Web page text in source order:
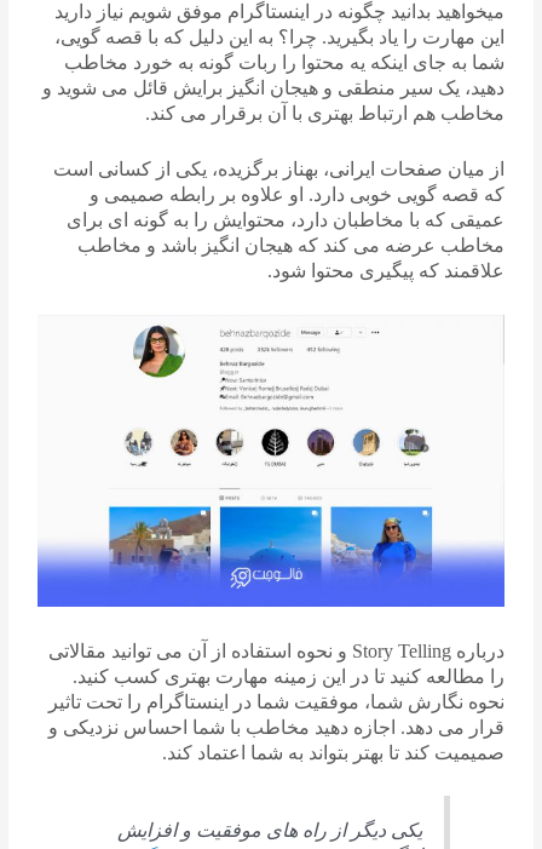
میخواهید بدانید چگونه در اینستاگرام موفق شویم نیاز دارید
این مهارت را یاد بگیرید. چرا؟ به این دلیل که با قصه گویی،
شما به جای اینکه یه محتوا را ربات گونه به خورد مخاطب
دهید، یک سیر منطقی و هیجان انگیز برایش قائل می شوید و
مخاطب هم ارتباط بهتری با آن برقرار می کند.
از میان صفحات ایرانی، بهناز برگزیده، یکی از کسانی است
که قصه گویی خوبی دارد. او علاوه بر رابطه صمیمی و
عمیقی که با مخاطبان دارد، محتوایش را به گونه ای برای
مخاطب عرضه می کند که هیجان انگیز باشد و مخاطب
علاقمند که پیگیری محتوا شود.
درباره Story Telling و نحوه استفاده از آن می توانید مقالاتی
را مطالعه کنید تا در این زمینه مهارت بهتری کسب کنید.
نحوه نگارش شما، موفقیت شما در اینستاگرام را تحت تاثیر
قرار می دهد. اجازه دهید مخاطب با شما احساس نزدیکی و
صمیمیت کند تا بهتر بتواند به شما اعتماد کند.
یکی دیگر از راه های موفقیت و افزایش